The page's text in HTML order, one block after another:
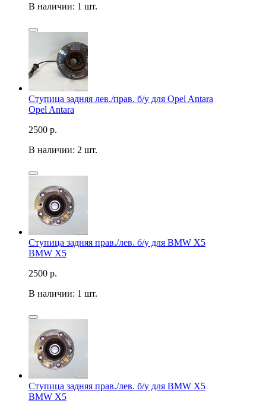
В наличии: 1 шт.
Ступица задняя лев./прав. б/у для Opel Antara
Opel Antara
2500 р.
В наличии: 2 шт.
Ступица задняя прав./лев. б/у для BMW X5
BMW X5
2500 р.
В наличии: 1 шт.
Ступица задняя прав./лев. б/у для BMW X5
BMW X5